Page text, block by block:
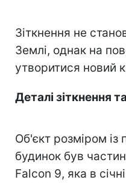
Зіткнення не
Землі, однак на
утворитися новий
Деталі зіткнення
Об'єкт розміром із
будинок був
Falcon 9, яка в